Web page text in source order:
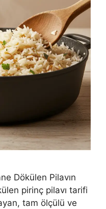
Dökülen Pilavın
pirinç pilavı tarifi
tam ölçülü ve